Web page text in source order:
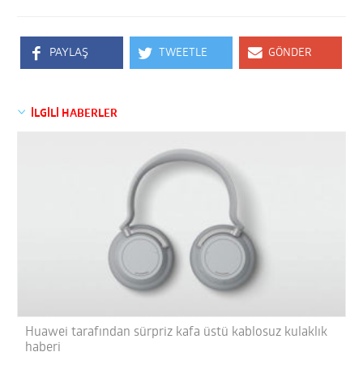
PAYLAŞ TWEETLE GÖNDER
İLGİLİ HABERLER
Huawei tarafından sürpriz kafa üstü kablosuz kulaklık
haberi